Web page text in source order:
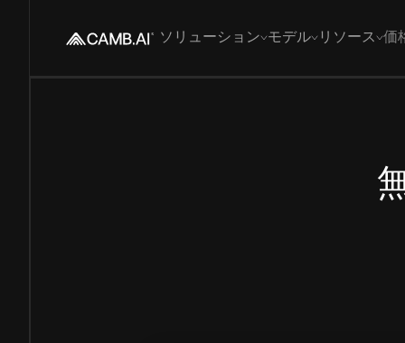
ソリューション モデル リソース 価